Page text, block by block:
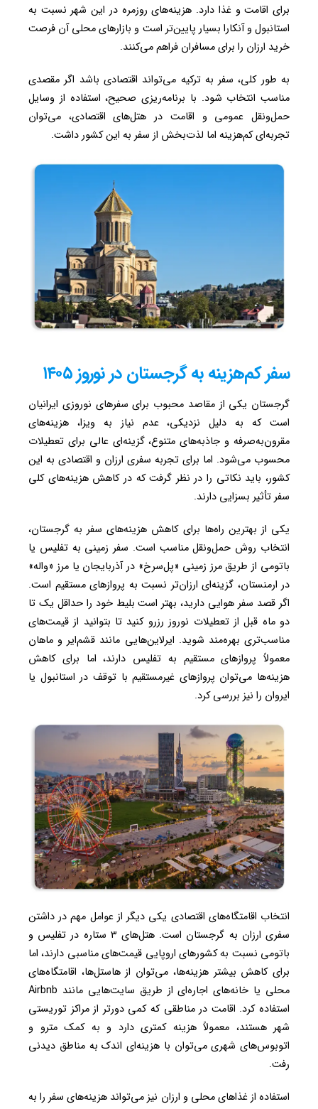
برای اقامت و غذا دارد. هزینه‌های روزمره در این شهر نسبت به
استانبول و آنکارا بسیار پایین‌تر است و بازارهای محلی آن فرصت
خرید ارزان را برای مسافران فراهم می‌کنند.
به طور کلی، سفر به ترکیه می‌تواند اقتصادی باشد اگر مقصدی
مناسب انتخاب شود. با برنامه‌ریزی صحیح، استفاده از وسایل
حمل‌ونقل عمومی و اقامت در هتل‌های اقتصادی، می‌توان
تجربه‌ای کم‌هزینه اما لذت‌بخش از سفر به این کشور داشت.
سفر کم‌هزینه به گرجستان در نوروز ۱۴۰۵
گرجستان یکی از مقاصد محبوب برای سفرهای نوروزی ایرانیان
است که به دلیل نزدیکی، عدم نیاز به ویزا، هزینه‌های
مقرون‌به‌صرفه و جاذبه‌های متنوع، گزینه‌ای عالی برای تعطیلات
محسوب می‌شود. اما برای تجربه سفری ارزان و اقتصادی به این
کشور، باید نکاتی را در نظر گرفت که در کاهش هزینه‌های کلی
سفر تأثیر بسزایی دارند.
یکی از بهترین راه‌ها برای کاهش هزینه‌های سفر به گرجستان،
انتخاب روش حمل‌ونقل مناسب است. سفر زمینی به تفلیس یا
باتومی از طریق مرز زمینی «پل‌سرخ» در آذربایجان یا مرز «واله»
در ارمنستان، گزینه‌ای ارزان‌تر نسبت به پروازهای مستقیم است.
اگر قصد سفر هوایی دارید، بهتر است بلیط خود را حداقل یک تا
دو ماه قبل از تعطیلات نوروز رزرو کنید تا بتوانید از قیمت‌های
مناسب‌تری بهره‌مند شوید. ایرلاین‌هایی مانند قشم‌ایر و ماهان
معمولاً پروازهای مستقیم به تفلیس دارند، اما برای کاهش
هزینه‌ها می‌توان پروازهای غیرمستقیم با توقف در استانبول یا
ایروان را نیز بررسی کرد.
انتخاب اقامتگاه‌های اقتصادی یکی دیگر از عوامل مهم در داشتن
سفری ارزان به گرجستان است. هتل‌های ۳ ستاره در تفلیس و
باتومی نسبت به کشورهای اروپایی قیمت‌های مناسبی دارند، اما
برای کاهش بیشتر هزینه‌ها، می‌توان از هاستل‌ها، اقامتگاه‌های
محلی یا خانه‌های اجاره‌ای از طریق سایت‌هایی مانند Airbnb
استفاده کرد. اقامت در مناطقی که کمی دورتر از مراکز توریستی
شهر هستند، معمولاً هزینه کمتری دارد و به کمک مترو و
اتوبوس‌های شهری می‌توان با هزینه‌ای اندک به مناطق دیدنی
رفت.
استفاده از غذاهای محلی و ارزان نیز می‌تواند هزینه‌های سفر را به